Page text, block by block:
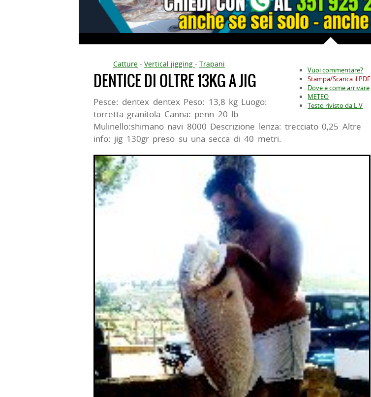
Catture - Vertical jigging - Trapani
Vuoi commentare?
Stampa/Scarica il PDF
Dove e come arrivare
METEO
Testo rivisto da L.V
DENTICE DI OLTRE 13KG A JIG
Pesce: dentex dentex Peso: 13,8 kg Luogo:
torretta granitola Canna: penn 20 lb
Mulinello:shimano navi 8000 Descrizione lenza: trecciato 0,25 Altre
info: jig 130gr preso su una secca di 40 metri.